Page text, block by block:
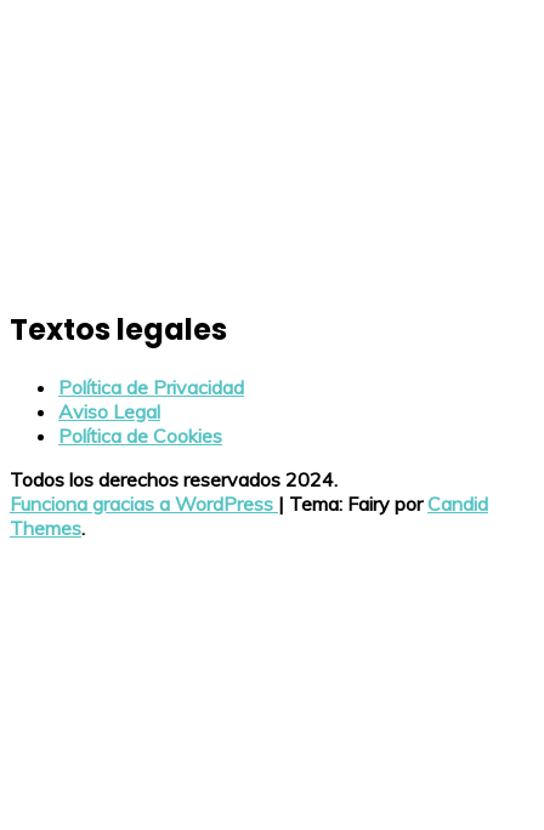
Textos legales
Política de Privacidad
Aviso Legal
Política de Cookies
Todos los derechos reservados 2024.
Funciona gracias a WordPress | Tema: Fairy porCandid
Themes.